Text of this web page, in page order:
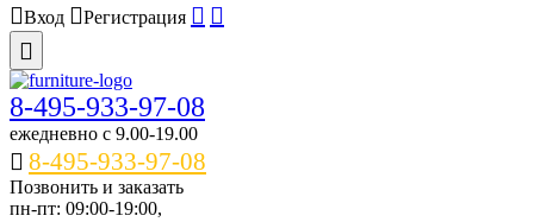
Вход
Регистрация
8-495-933-97-08
ежедневно c 9.00-19.00
8-495-933-97-08
Позвонить и заказать
пн-пт: 09:00-19:00,